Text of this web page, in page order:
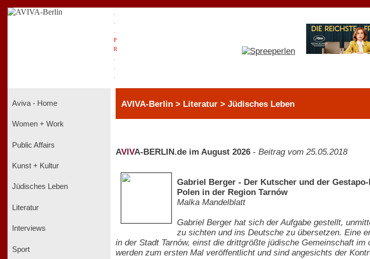
P
R
Aviva - Home
Women + Work
Public Affairs
Kunst + Kultur
Jüdisches Leben
Literatur
Interviews
Sport
AVIVA-Berlin > Literatur > Jüdisches Leben
AV VA-BERLIN.de im August 2026 - Beitrag vom 25.05.2018
Gabriel Berger - Der Kutscher und der
Polen in der Region Tarnów
Malka Mandelblatt
Gabriel Berger hat sich der Aufgabe gestellt,
zu sichten und ins Deutsche zu übersetzen. Eine
in der Stadt Tarnów, einst die drittgrößte jüdische Gemeinschaft
werden zum ersten Mal veröffentlicht und sind angesichts der